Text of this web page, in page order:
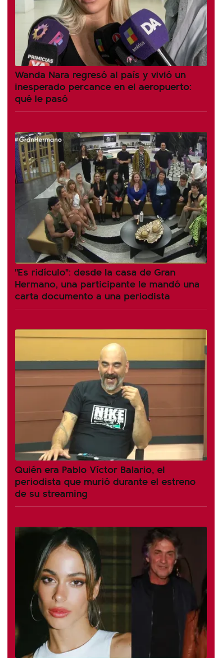
Wanda Nara regresó al país y vivió un
inesperado percance en el aeropuerto:
qué le pasó
"Es ridículo": desde la casa de Gran
Hermano, una participante le mandó una
carta documento a una periodista
Quién era Pablo Víctor Balario, el
periodista que murió durante el estreno
de su streaming